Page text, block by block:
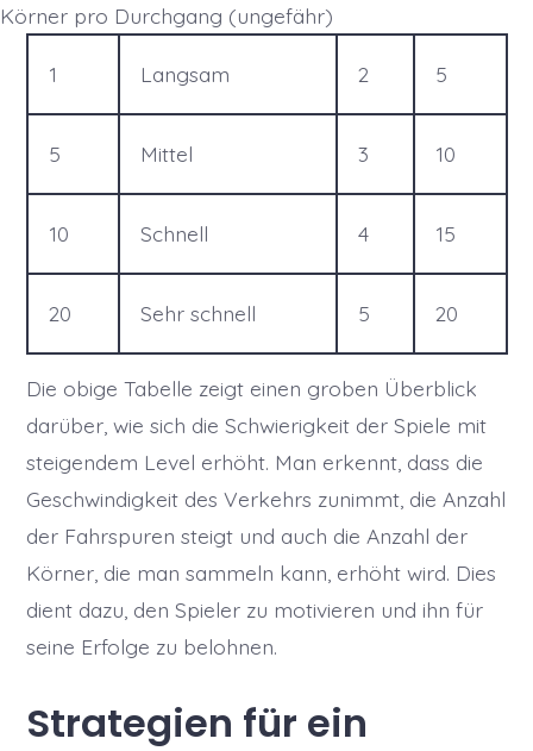
Körner pro Durchgang (ungefähr)
1 Langsam 2 5
5 Mittel 3 10
10 Schnell 4 15
20 Sehr schnell 5 20
Die obige Tabelle zeigt einen groben Überblick
darüber, wie sich die Schwierigkeit der Spiele mit
steigendem Level erhöht. Man erkennt, dass die
Geschwindigkeit des Verkehrs zunimmt, die Anzahl
der Fahrspuren steigt und auch die Anzahl der
Körner, die man sammeln kann, erhöht wird. Dies
dient dazu, den Spieler zu motivieren und ihn für
seine Erfolge zu belohnen.
Strategien für ein